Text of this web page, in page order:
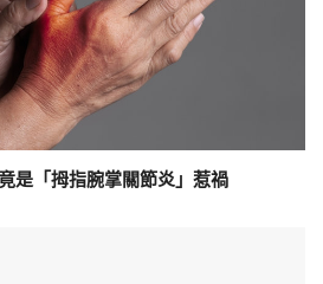
是「拇指腕掌關節炎」惹禍